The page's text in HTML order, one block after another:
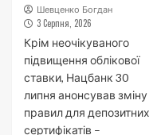
Шевценко Богдан
3 Серпня, 2026
Крім неочікуваного
підвищення облікової
ставки, Нацбанк 30
липня анонсував зміну
правил для депозитних
сертифікатів –